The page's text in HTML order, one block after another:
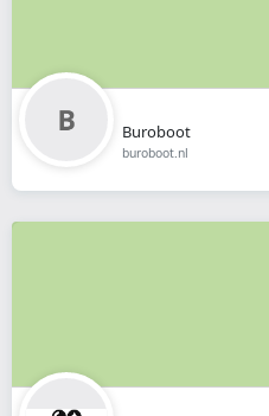
Buroboot
buroboot.nl